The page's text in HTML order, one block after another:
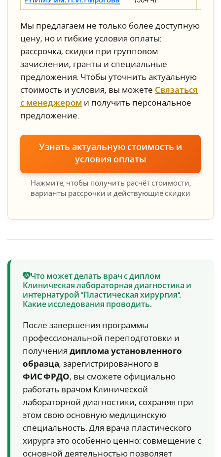
Мы предлагаем не только более доступную
цену, но и гибкие условия оплаты:
рассрочка, скидки при групповом
зачислении, гранты и специальные
предложения. Чтобы уточнить актуальную
стоимость и условия, вы можете Связаться
с менеджером и получить персональное
предложение.
Узнать актуальную стоимость и
условия оплаты
Нажмите, чтобы получить расчёт стоимости,
варианты рассрочки и действующие скидки
Что может делать врач с диплом
Клиническая лабораторная диагностика и
интернатурой "Пластическая хирургия".
Какие исследования проводить.
После завершения программы
профессиональной переподготовки и
получения диплома установленного
образца, зарегистрированного в
ФИС ФРДО, вы сможете официально
работать врачом Клинической
лабораторной диагностики, сохраняя при
этом свою основную медицинскую
специальность. Для врача пластического
хирурга это особенно ценно: совмещение с
основной деятельностью позволяет